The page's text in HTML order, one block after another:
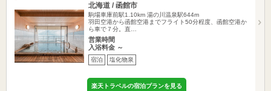
北海道 / 函館市
駒場車庫前駅1.10km 湯の川温泉駅644m
羽田空港から函館空港までフライト50分程度、函館空港か
ら車で７分。直…
営業時間
入浴料金 ～
宿泊 塩化物泉
楽天トラベルの宿泊プランを見る